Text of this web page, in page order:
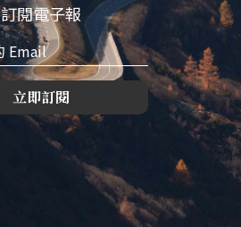
訂閱電子報
立即訂閱